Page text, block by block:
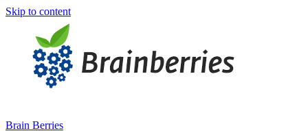
Skip to content
Brain Berries